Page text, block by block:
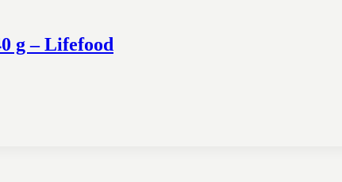
g – Lifefood